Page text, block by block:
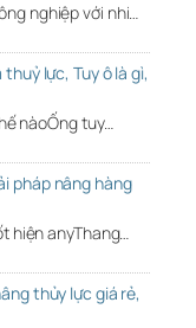
nghiệp với nhi…
lực, Tuy ô là gì,
nàoỐng tuy…
pháp nâng hàng
hiện anyThang…
thủy lực giá rẻ,